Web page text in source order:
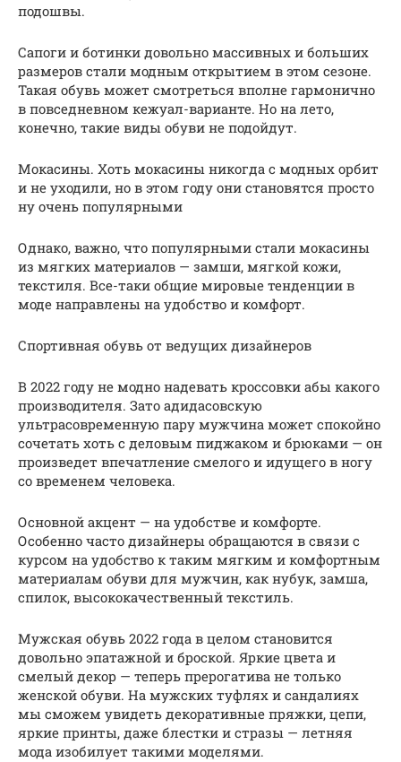
подошвы.
Сапоги и ботинки довольно массивных и больших
размеров стали модным открытием в этом сезоне.
Такая обувь может смотреться вполне гармонично
в повседневном кежуал-варианте. Но на лето,
конечно, такие виды обуви не подойдут.
Мокасины. Хоть мокасины никогда с модных орбит
и не уходили, но в этом году они становятся просто
ну очень популярными
Однако, важно, что популярными стали мокасины
из мягких материалов — замши, мягкой кожи,
текстиля. Все-таки общие мировые тенденции в
моде направлены на удобство и комфорт.
Спортивная обувь от ведущих дизайнеров
В 2022 году не модно надевать кроссовки абы какого
производителя. Зато адидасовскую
ультрасовременную пару мужчина может спокойно
сочетать хоть с деловым пиджаком и брюками — он
произведет впечатление смелого и идущего в ногу
со временем человека.
Основной акцент — на удобстве и комфорте.
Особенно часто дизайнеры обращаются в связи с
курсом на удобство к таким мягким и комфортным
материалам обуви для мужчин, как нубук, замша,
спилок, высококачественный текстиль.
Мужская обувь 2022 года в целом становится
довольно эпатажной и броской. Яркие цвета и
смелый декор — теперь прерогатива не только
женской обуви. На мужских туфлях и сандалиях
мы сможем увидеть декоративные пряжки, цепи,
яркие принты, даже блестки и стразы — летняя
мода изобилует такими моделями.